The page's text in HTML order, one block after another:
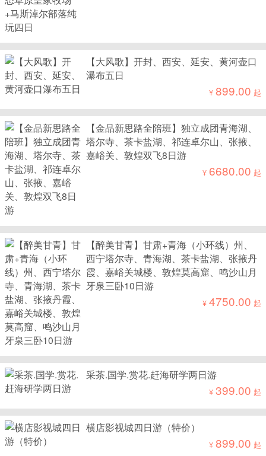
【大风歌】开封、西安、延安、黄河壶口
瀑布五日
¥899.00 起
【金品新思路全陪班】独立成团青海湖、
塔尔寺、茶卡盐湖、祁连卓尔山、张掖、
嘉峪关、敦煌双飞8日游
¥6680.00 起
【醉美甘青】甘肃+青海（小环线）州、
西宁塔尔寺、青海湖、茶卡盐湖、张掖丹
霞、嘉峪关城楼、敦煌莫高窟、鸣沙山月
牙泉三卧10日游
¥4750.00 起
采茶.国学.赏花.赶海研学两日游
¥399.00 起
横店影视城四日游（特价）
¥899.00 起